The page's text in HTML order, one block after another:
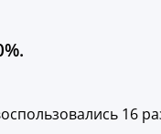
16